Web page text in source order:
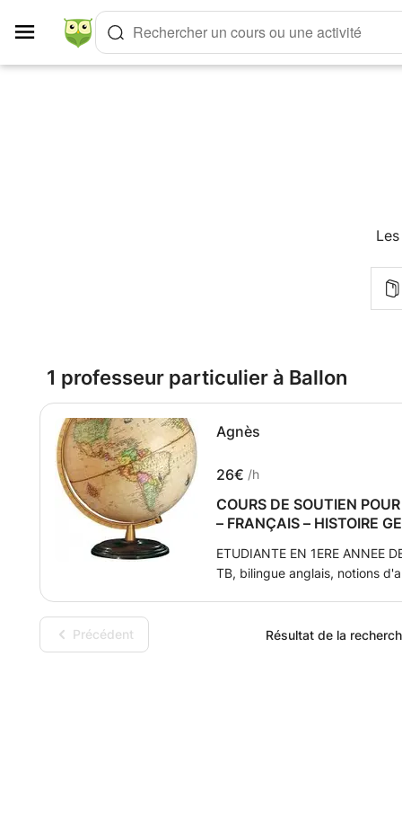
Rechercher un cours ou une activité
1 professeur particulier à Ballon
Agnès
26€ /h
COURS DE SOUTIEN
– FRANÇAIS – HISTOIRE
ETUDIANTE EN 1ERE ANNEE
TB, bilingue anglais, notions
difficultés, de progresser ou
par exemple). Je n'ai pas de
Précédent Résultat de la